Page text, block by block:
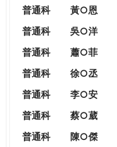
CITIZENSHIP
普通科
黃○恩
普通科 吳○洋
普通科
蕭○菲
普通科
徐○丞
普通科
李○安
普通科
蔡○葳
普通科
陳○傑